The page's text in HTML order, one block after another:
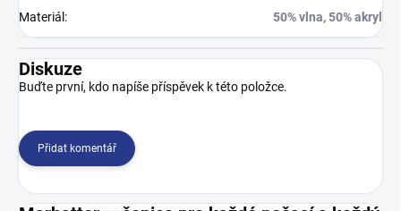
Materiál : 50% vlna, 50% akryl
Diskuze
Buďte první, kdo napíše příspěvek k této položce.
Přidat komentář